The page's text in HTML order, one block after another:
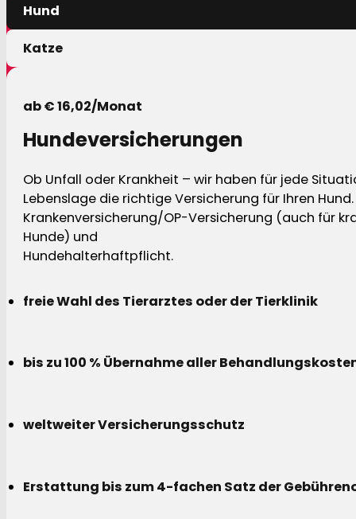
Hund
Katze
ab € 16,02/Monat
Hundeversicherungen
Ob Unfall oder Krankheit – wir haben für jede
Lebenslage die richtige Versicherung für Ihren Hund.
Krankenversicherung/OP-Versicherung (auch für
Hunde) und
Hundehalterhaftpflicht.
freie Wahl des Tierarztes oder der Tierklinik
bis zu 100 % Übernahme aller
weltweiter Versicherungsschutz
Erstattung bis zum 4-fachen Satz der